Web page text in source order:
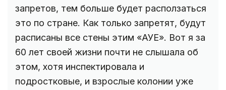
запретов, тем больше будет расползаться
это по стране. Как только запретят, будут
расписаны все стены этим «АУЕ». Вот я за
60 лет своей жизни почти не слышала об
этом, хотя инспектировала и
подростковые, и взрослые колонии уже